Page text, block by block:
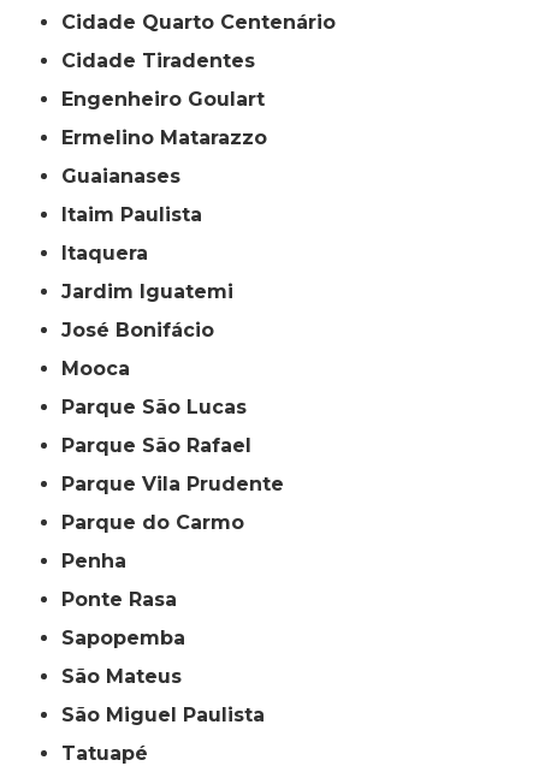
Cidade Quarto Centenário
Cidade Tiradentes
Engenheiro Goulart
Ermelino Matarazzo
Guaianases
Itaim Paulista
Itaquera
Jardim Iguatemi
José Bonifácio
Mooca
Parque São Lucas
Parque São Rafael
Parque Vila Prudente
Parque do Carmo
Penha
Ponte Rasa
Sapopemba
São Mateus
São Miguel Paulista
Tatuapé